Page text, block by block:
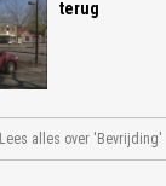
terug
Lees alles over 'Bevrijding'